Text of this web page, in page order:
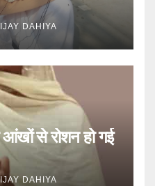
DAHIYA
आंखों से रोशन हो गई
DAHIYA